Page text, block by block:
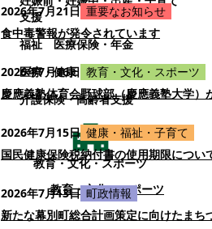
支援
福祉
医療保険・年金
医療・健康
介護保険・高齢者支援
教育・文化・スポーツ
教育・文化・スポーツ
2026年7月21日 重要なお知らせ
食中毒警報が発令されています
2026年7月16日 教育・文化・スポーツ
慶應義塾体育会野球部（慶應義塾大学）
2026年7月15日 健康・福祉・子育て
国民健康保険税納付書の使用期限につい
2026年7月13日 町政情報
新たな幕別町総合計画策定に向けたまち